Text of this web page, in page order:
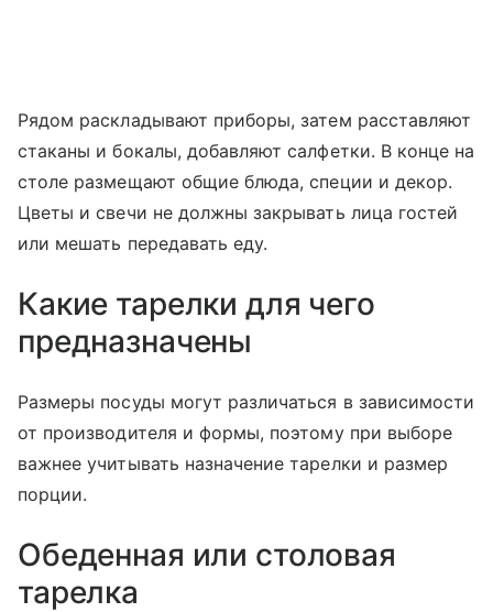
Рядом раскладывают приборы, затем расставляют
стаканы и бокалы, добавляют салфетки. В конце на
столе размещают общие блюда, специи и декор.
Цветы и свечи не должны закрывать лица гостей
или мешать передавать еду.
Какие тарелки для чего
предназначены
Размеры посуды могут различаться в зависимости
от производителя и формы, поэтому при выборе
важнее учитывать назначение тарелки и размер
порции.
Обеденная или столовая
тарелка